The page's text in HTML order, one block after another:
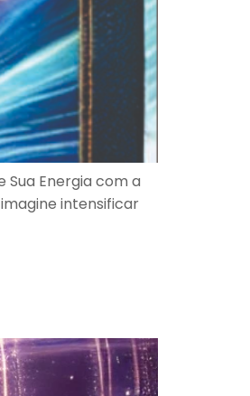
Sua Energia com a
intensificar